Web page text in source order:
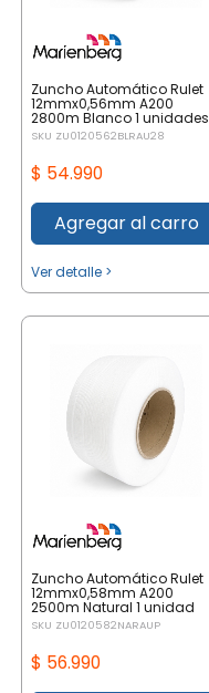
Zuncho Automático Rulet
12mmx0,56mm A200
2800m Blanco 1 unidades
SKU ZU0120562BLRAU28
$ 54.990
Agregar al carro
Ver detalle >
Zuncho Automático Rulet
12mmx0,58mm A200
2500m Natural 1 unidad
SKU ZU0120582NARAUP
$ 56.990